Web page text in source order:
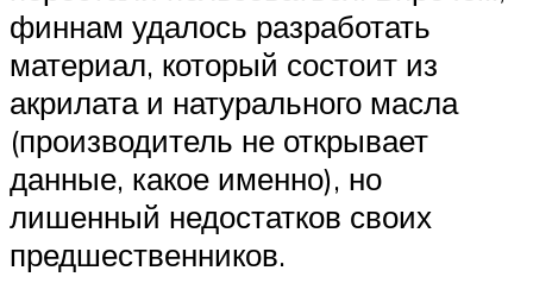
финнам удалось разработать
материал, который состоит из
акрилата и натурального масла
(производитель не открывает
данные, какое именно), но
лишенный недостатков своих
предшественников.